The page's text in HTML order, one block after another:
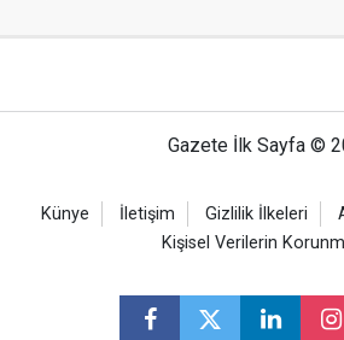
Gazete İlk Sayfa ©
Künye İletişim Gizlilik İlkeleri
Kişisel Verilerin